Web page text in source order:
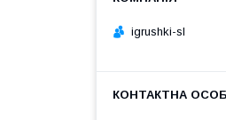
igrushki-sl